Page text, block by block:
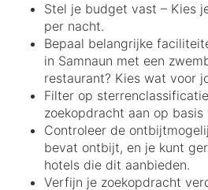
Stel je budget vast – Kies
per nacht.
Bepaal belangrijke
in Samnaun met een
restaurant? Kies wat voor
Filter op
zoekopdracht aan op
Controleer de
bevat ontbijt, en je kunt
hotels die dit aanbieden.
Verfijn je zoekopdracht